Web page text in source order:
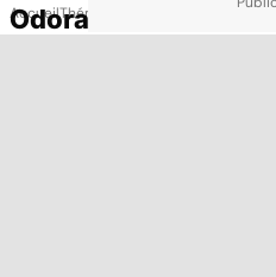
AccueilThématiques
Odorat diminué